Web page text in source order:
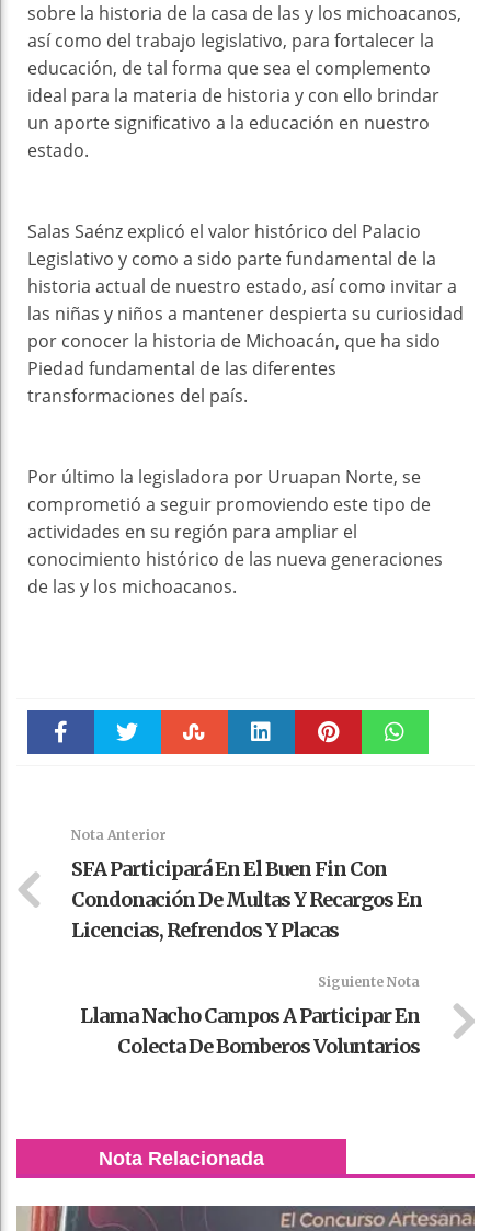
sobre la historia de la casa de las y los michoacanos,
así como del trabajo legislativo, para fortalecer la
educación, de tal forma que sea el complemento
ideal para la materia de historia y con ello brindar
un aporte significativo a la educación en nuestro
estado.
Salas Saénz explicó el valor histórico del Palacio
Legislativo y como a sido parte fundamental de la
historia actual de nuestro estado, así como invitar a
las niñas y niños a mantener despierta su curiosidad
por conocer la historia de Michoacán, que ha sido
Piedad fundamental de las diferentes
transformaciones del país.
Por último la legisladora por Uruapan Norte, se
comprometió a seguir promoviendo este tipo de
actividades en su región para ampliar el
conocimiento histórico de las nueva generaciones
de las y los michoacanos.
Nota Anterior
SFA Participará En El Buen Fin Con
Condonación De Multas Y Recargos En
Licencias, Refrendos Y Placas
Siguiente Nota
Llama Nacho Campos A Participar En
Colecta De Bomberos Voluntarios
Nota Relacionada